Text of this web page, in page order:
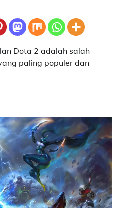
Dota 2 adalah salah
paling populer dan